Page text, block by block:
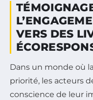
VERS DES
Dans un monde où la
priorité, les acteurs
conscience de leur